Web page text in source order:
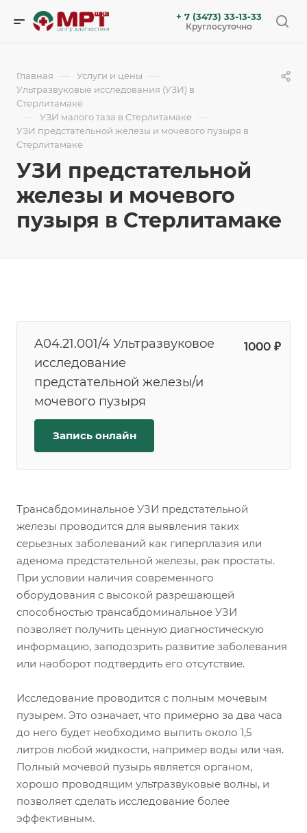
+ 7 (3473) 33-13-33
Круглосуточно
Главная — Услуги и цены —
Ультразвуковые исследования (УЗИ) в
Стерлитамаке
— УЗИ малого таза в Стерлитамаке —
УЗИ предстательной железы и мочевого пузыря в
Стерлитамаке
УЗИ предстательной
железы и мочевого
пузыря в Стерлитамаке
A04.21.001/4 Ультразвуковое
исследование
предстательной железы/и
мочевого пузыря
1000 ₽
Запись онлайн
Трансабдоминальное УЗИ предстательной
железы проводится для выявления таких
серьезных заболеваний как гиперплазия или
аденома предстательной железы, рак простаты.
При условии наличия современного
оборудования с высокой разрешающей
способностью трансабдоминальное УЗИ
позволяет получить ценную диагностическую
информацию, заподозрить развитие заболевания
или наоборот подтвердить его отсутствие.
Исследование проводится с полным мочевым
пузырем. Это означает, что примерно за два часа
до него будет необходимо выпить около 1,5
литров любой жидкости, например воды или чая.
Полный мочевой пузырь является органом,
хорошо проводящим ультразвуковые волны, и
позволяет сделать исследование более